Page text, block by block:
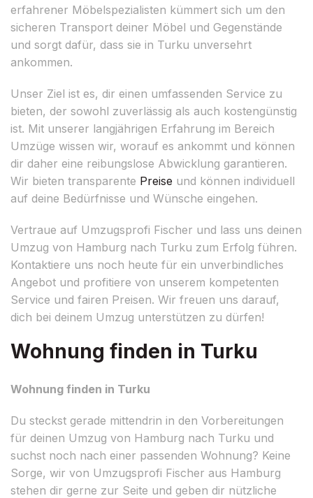
erfahrener Möbelspezialisten kümmert sich um den
sicheren Transport deiner Möbel und Gegenstände
und sorgt dafür, dass sie in Turku unversehrt
ankommen.
Unser Ziel ist es, dir einen umfassenden Service zu
bieten, der sowohl zuverlässig als auch kostengünstig
ist. Mit unserer langjährigen Erfahrung im Bereich
Umzüge wissen wir, worauf es ankommt und können
dir daher eine reibungslose Abwicklung garantieren.
Wir bieten transparente Preise und können individuell
auf deine Bedürfnisse und Wünsche eingehen.
Vertraue auf Umzugsprofi Fischer und lass uns deinen
Umzug von Hamburg nach Turku zum Erfolg führen.
Kontaktiere uns noch heute für ein unverbindliches
Angebot und profitiere von unserem kompetenten
Service und fairen Preisen. Wir freuen uns darauf,
dich bei deinem Umzug unterstützen zu dürfen!
Wohnung finden in Turku
Wohnung finden in Turku
Du steckst gerade mittendrin in den Vorbereitungen
für deinen Umzug von Hamburg nach Turku und
suchst noch nach einer passenden Wohnung? Keine
Sorge, wir von Umzugsprofi Fischer aus Hamburg
stehen dir gerne zur Seite und geben dir nützliche